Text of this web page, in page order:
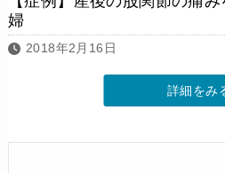
婦
2018年2月16日
詳細をみ